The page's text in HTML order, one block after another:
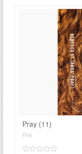
Pray (11)
Рок